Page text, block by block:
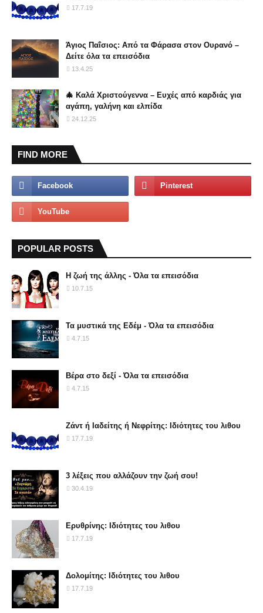
17.7.19
Άγιος Παΐσιος: Από τα Φάρασα στον Ουρανό –
Δείτε όλα τα επεισόδια
13.4.25
🎄 Καλά Χριστούγεννα – Ευχές από καρδιάς για
αγάπη, γαλήνη και ελπίδα
24.12.25
FIND MORE
POPULAR POSTS
Η ζωή της άλλης - Όλα τα επεισόδια
10.7.15
Τα μυστικά της Εδέμ - Όλα τα επεισόδια
4.7.15
Βέρα στο δεξί - Όλα τα επεισόδια
4.7.15
Ζάντ ή Ιαδείτης ή Νεφρίτης: Ιδιότητες του λιθου
17.7.19
3 λέξεις που αλλάζουν την ζωή σου!
30.4.19
Ερυθρίνης: Ιδιότητες του λιθου
17.7.19
Δολομίτης: Ιδιότητες του λιθου
17.7.19